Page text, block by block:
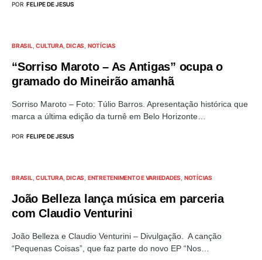
POR FELIPE DE JESUS
BRASIL CULTURA DICAS NOTÍCIAS
“Sorriso Maroto – As Antigas” ocupa o
gramado do Mineirão amanhã
Sorriso Maroto – Foto: Túlio Barros. Apresentação histórica que
marca a última edição da turnê em Belo Horizonte…
POR FELIPE DE JESUS
BRASIL CULTURA DICAS ENTRETENIMENTO E VARIEDADES NOTÍCIAS
João Belleza lança música em parceria
com Claudio Venturini
João Belleza e Claudio Venturini – Divulgação. A canção
“Pequenas Coisas”, que faz parte do novo EP “Nos…